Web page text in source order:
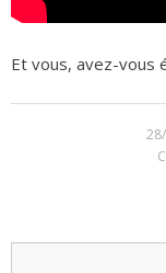
Et vous, avez-vous